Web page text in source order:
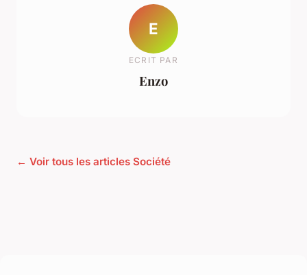
E
ECRIT PAR
Enzo
← Voir tous les articles Société